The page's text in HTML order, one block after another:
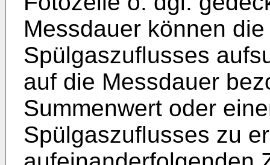
Messdauer können
Spülgaszuflusses
auf die Messdauer
Summenwert oder
Spülgaszuflusses zu